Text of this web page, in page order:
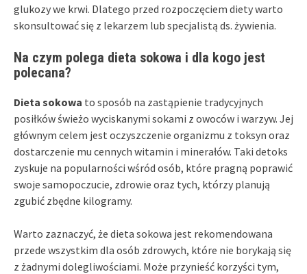
glukozy we krwi. Dlatego przed rozpoczęciem diety warto
skonsultować się z lekarzem lub specjalistą ds. żywienia.
Na czym polega dieta sokowa i dla kogo jest
polecana?
Dieta sokowa to sposób na zastąpienie tradycyjnych
posiłków świeżo wyciskanymi sokami z owoców i warzyw. Jej
głównym celem jest oczyszczenie organizmu z toksyn oraz
dostarczenie mu cennych witamin i minerałów. Taki detoks
zyskuje na popularności wśród osób, które pragną poprawić
swoje samopoczucie, zdrowie oraz tych, którzy planują
zgubić zbędne kilogramy.
Warto zaznaczyć, że dieta sokowa jest rekomendowana
przede wszystkim dla osób zdrowych, które nie borykają się
z żadnymi dolegliwościami. Może przynieść korzyści tym,